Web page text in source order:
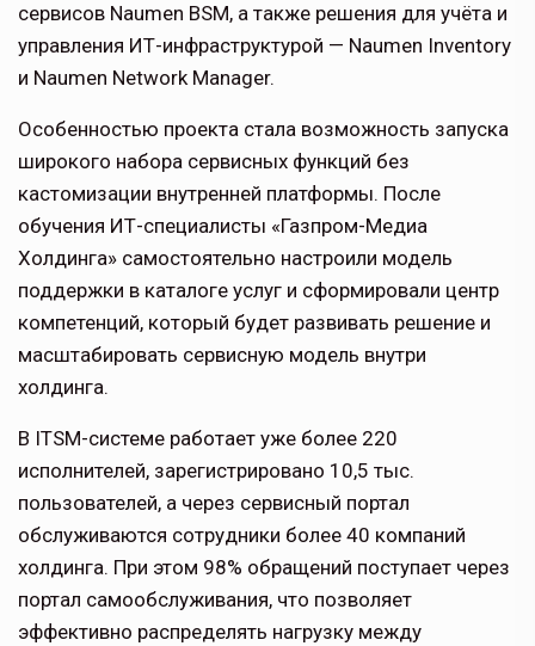
сервисов Naumen BSM, а также решения для учёта и
управления ИТ-инфраструктурой — Naumen Inventory
и Naumen Network Manager.
Особенностью проекта стала возможность запуска
широкого набора сервисных функций без
кастомизации внутренней платформы. После
обучения ИТ-специалисты «Газпром-Медиа
Холдинга» самостоятельно настроили модель
поддержки в каталоге услуг и сформировали центр
компетенций, который будет развивать решение и
масштабировать сервисную модель внутри
холдинга.
В ITSM-системе работает уже более 220
исполнителей, зарегистрировано 10,5 тыс.
пользователей, а через сервисный портал
обслуживаются сотрудники более 40 компаний
холдинга. При этом 98% обращений поступает через
портал самообслуживания, что позволяет
эффективно распределять нагрузку между